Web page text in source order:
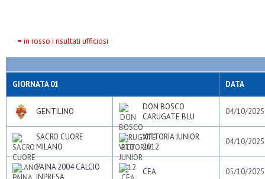
= in rosso i risultati ufficiosi
GIORNATA 01 DATA
GENTILINO
DON BOSCO
CARUGATE BLU
04/10/2025
SACRO CUORE
MILANO
VITTORIA JUNIOR
2012
04/10/2025
PAINA 2004 CALCIO
INPRESA
CEA 05/10/2025